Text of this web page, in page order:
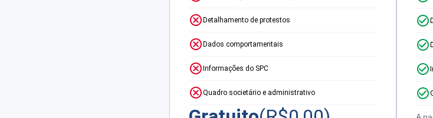
Detalhamento de protestos
Dados comportamentais
Informações do SPC
Quadro societário e administrativo